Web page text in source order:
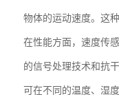
物体的运动速度。这
在性能方面，速度传
的信号处理技术和抗
可在不同的温度、湿